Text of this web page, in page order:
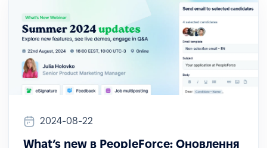
2024-08-22
What’s new в PeopleForce: Оновлення